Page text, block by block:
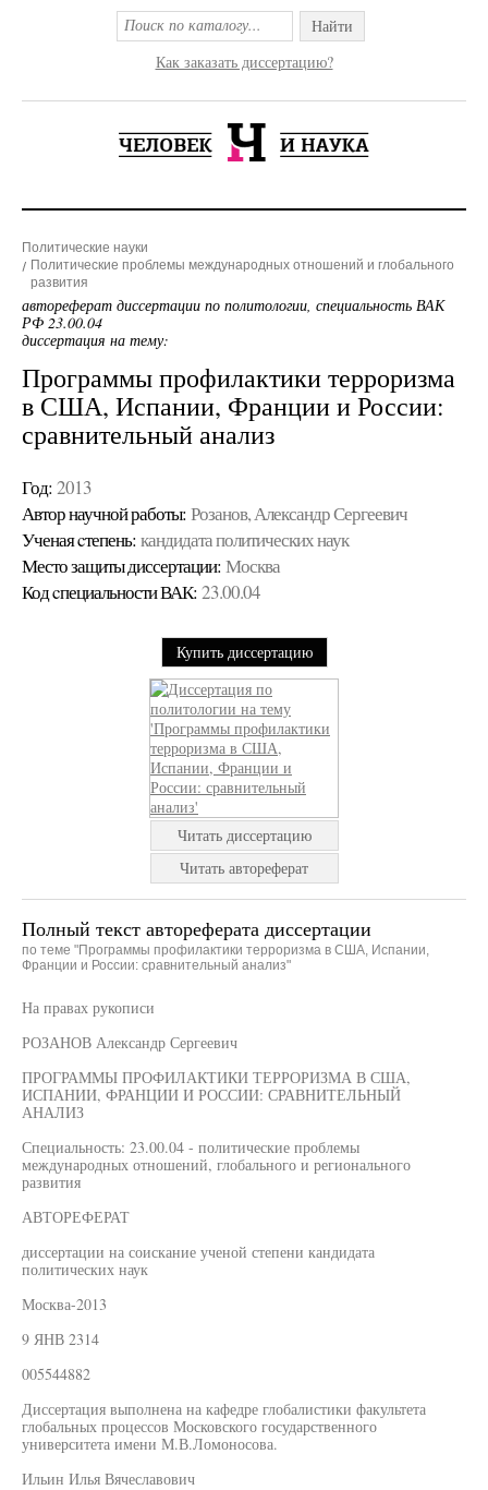
Найти
Как заказать диссертацию?
Политические науки
Политические проблемы международных отношений и глобального
развития
автореферат диссертации по политологии, специальность ВАК
РФ 23.00.04
диссертация на тему:
Программы профилактики терроризма
в США, Испании, Франции и России:
сравнительный анализ
Год: 2013
Автор научной работы: Розанов, Александр Сергеевич
Ученая cтепень: кандидата политических наук
Место защиты диссертации: Москва
Код cпециальности ВАК: 23.00.04
Купить диссертацию
Читать диссертацию
Читать автореферат
Полный текст автореферата диссертации
по теме "Программы профилактики терроризма в США, Испании,
Франции и России: сравнительный анализ"
На правах рукописи
РОЗАНОВ Александр Сергеевич
ПРОГРАММЫ ПРОФИЛАКТИКИ ТЕРРОРИЗМА В США,
ИСПАНИИ, ФРАНЦИИ И РОССИИ: СРАВНИТЕЛЬНЫЙ
АНАЛИЗ
Специальность: 23.00.04 - политические проблемы
международных отношений, глобального и регионального
развития
АВТОРЕФЕРАТ
диссертации на соискание ученой степени кандидата
политических наук
Москва-2013
9 ЯНВ 2314
005544882
Диссертация выполнена на кафедре глобалистики факультета
глобальных процессов Московского государственного
университета имени М.В.Ломоносова.
Ильин Илья Вячеславович